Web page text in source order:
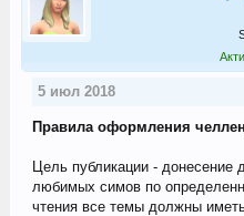
5 июл 2018
Правила оформления
Цель публикации - донесение
любимых симов по
чтения все темы должны